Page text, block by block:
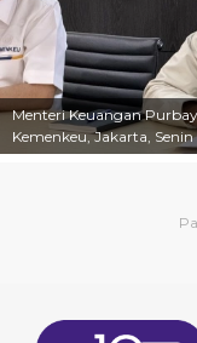
Menteri Keuangan
Kemenkeu, Jakarta,